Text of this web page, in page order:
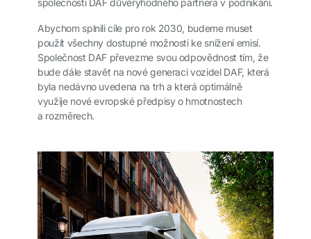
společnosti DAF důvěryhodného partnera v podnikání.
Abychom splnili cíle pro rok 2030, budeme muset
použít všechny dostupné možnosti ke snížení emisí.
Společnost DAF převezme svou odpovědnost tím, že
bude dále stavět na nové generaci vozidel DAF, která
byla nedávno uvedena na trh a která optimálně
využije nové evropské předpisy o hmotnostech
a rozměrech.